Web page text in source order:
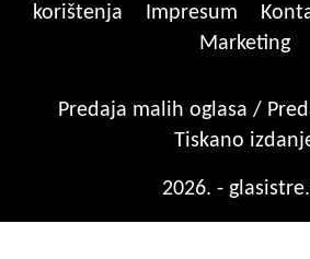
korištenja
Impresum
Marketing
Predaja malih oglasa /
Tiskano
2026. -